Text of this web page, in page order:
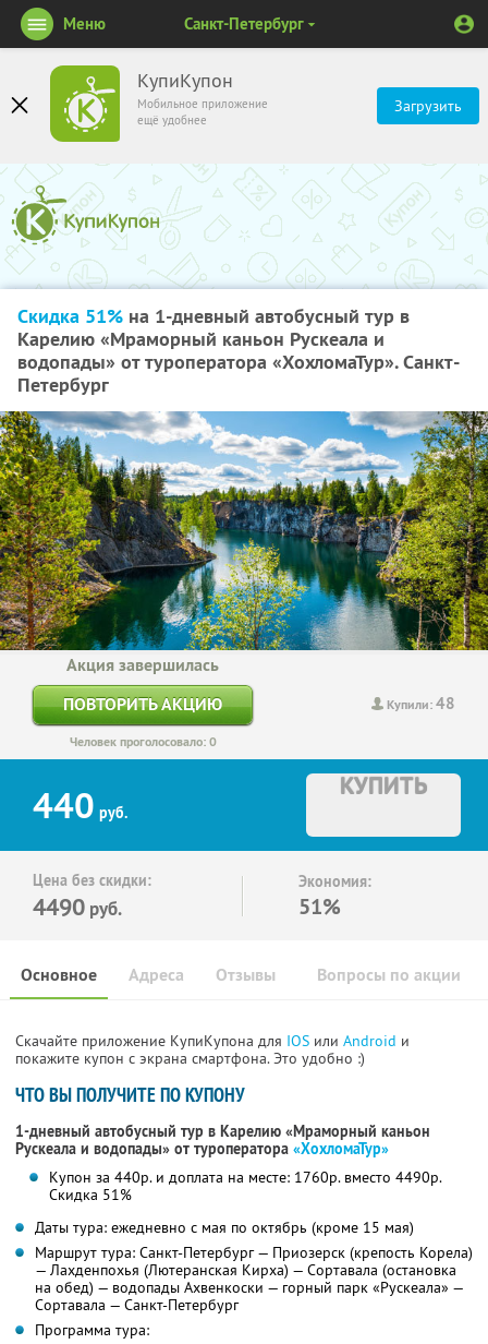
КупиКупон
Мобильное приложение
ещё удобнее
Загрузить
Меню Санкт-Петербург
Скидка 51% на 1-дневный автобусный тур в
Карелию «Мраморный каньон Рускеала и
водопады» от туроператора «ХохломаТур». Санкт-
Петербург
Купили:48
Акция завершилась
ПОВТОРИТЬ АКЦИЮ
Человек проголосовало: 0
440 руб.
КУПИТЬ
Цена без скидки:
4490 руб.
Экономия:
51%
Основное Отзывы Вопросы по акции
Адреса
Скачайте приложение КупиКупона для IOS или Android и
покажите купон с экрана смартфона. Это удобно :)
ЧТО ВЫ ПОЛУЧИТЕ ПО КУПОНУ
1-дневный автобусный тур в Карелию «Мраморный каньон
Рускеала и водопады» от туроператора «ХохломаТур»
Купон за 440р. и доплата на месте: 1760р. вместо 4490р.
Скидка 51%
Даты тура: ежедневно с мая по октябрь (кроме 15 мая)
Маршрут тура: Санкт-Петербург — Приозерск (крепость Корела)
— Лахденпохья (Лютеранская Кирха) — Сортавала (остановка
на обед) — водопады Ахвенкоски — горный парк «Рускеала» —
Сортавала — Санкт-Петербург
Программа тура: